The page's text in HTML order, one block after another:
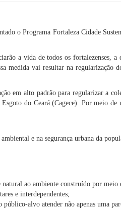
o Programa Fortaleza Cidade
a vida de todos os fortalezenses,
medida vai resultar na regularização
em alto padrão para regularizar a
do Ceará (Cagece). Por meio
e na segurança urbana da
ao ambiente construído por meio
e interdependentes;
alvo atender não apenas uma